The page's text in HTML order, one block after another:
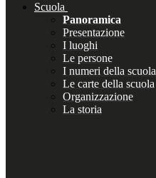
Scuola
Panoramica
Presentazione
I luoghi
Le persone
I numeri della scuola
Le carte della scuola
Organizzazione
La storia